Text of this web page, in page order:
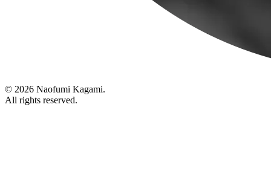
© 2026 Naofumi Kagami.
All rights reserved.